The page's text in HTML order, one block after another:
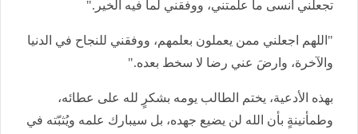
تجعلني أنسى ما علمتني، ووفقني لما فيه الخير."
"اللهم اجعلني ممن يعملون بعلمهم، ووفقني للنجاح في الدنيا
والآخرة، وارضَ عني رضا لا سخط بعده."
بهذه الأدعية، يختم الطالب يومه بشكرٍ لله على عطائه،
وطمأنينةٍ بأن الله لن يضيع جهده، بل سيبارك علمه ويُثبّته في